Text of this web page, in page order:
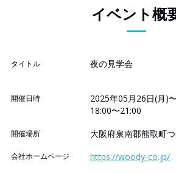
イベント概
タイトル 夜の見学会
開催日時
2025年05月26日(月)
18:00〜21:00
開催場所 大阪府泉南郡熊取町
会社ホームページ https://woody-co.jp/